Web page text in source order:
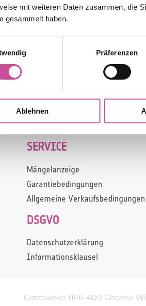
mit weiteren Daten zusammen, die
gesammelt haben.
Präferenzen
Ablehnen
SERVICE
Mängelanzeige
Garantiebedingungen
Allgemeine Verkaufsbedingungen
DSGVO
Datenschutzerklärung
Informationsklausel
Gorzowska 1166-400 Gorzów